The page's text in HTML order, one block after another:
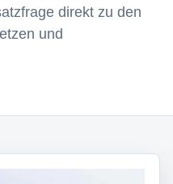
direkt zu den
und